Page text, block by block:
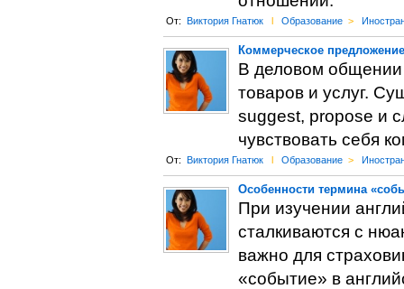
От: Виктория Гнатюк l Образование >
Коммерческое
В деловом общении
товаров и услуг.
suggest, propose и
чувствовать себя
От: Виктория Гнатюк l Образование >
Особенности термина
При изучении
сталкиваются с
важно для
«событие» в